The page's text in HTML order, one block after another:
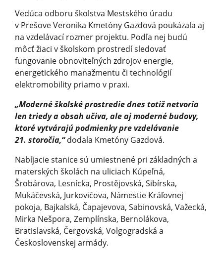
Vedúca odboru školstva Mestského úradu
v Prešove Veronika Kmetóny Gazdová poukázala aj
na vzdelávací rozmer projektu. Podľa nej budú
môcť žiaci v školskom prostredí sledovať
fungovanie obnoviteľných zdrojov energie,
energetického manažmentu či technológií
elektromobility priamo v praxi.
„Moderné školské prostredie dnes totiž netvoria
len triedy a obsah učiva, ale aj moderné budovy,
ktoré vytvárajú podmienky pre vzdelávanie
21. storočia,“dodala Kmetóny Gazdová.
Nabíjacie stanice sú umiestnené pri základných a
materských školách na uliciach Kúpeľná,
Šrobárova, Lesnícka, Prostějovská, Sibírska,
Mukáčevská, Jurkovičova, Námestie Kráľovnej
pokoja, Bajkalská, Čapajevova, Sabinovská, Važecká,
Mirka Nešpora, Zemplínska, Bernolákova,
Bratislavská, Čergovská, Volgogradská a
Československej armády.